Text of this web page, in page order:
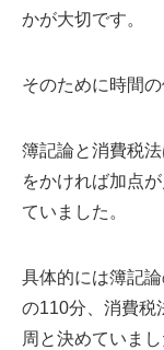
かが大切です
そのために時間
簿記論と消費税
をかければ加点
ていました。
具体的には簿記
の110分、消費税
周と決めていまし